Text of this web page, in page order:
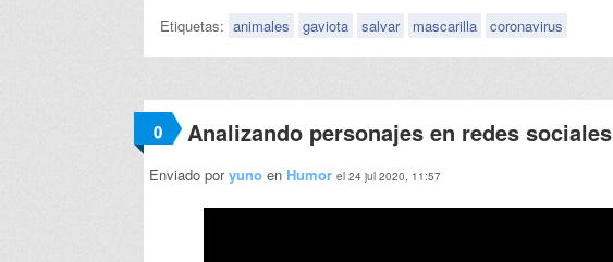
Etiquetas: animales gaviota salvar mascarilla coronavirus
0 Analizando personajes en redes sociales
Enviado poryuno en Humor el 24 jul 2020, 11:57